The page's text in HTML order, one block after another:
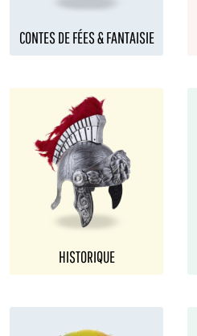
CONTES DE FÉES & FANTAISIE
HISTORIQUE